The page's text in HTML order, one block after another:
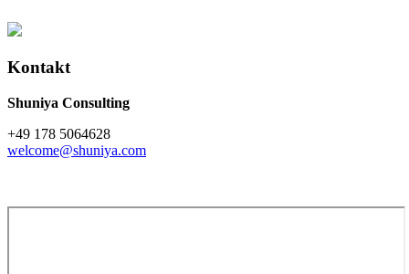
Kontakt
Shuniya Consulting
+49 178 5064628
welcome@shuniya.com